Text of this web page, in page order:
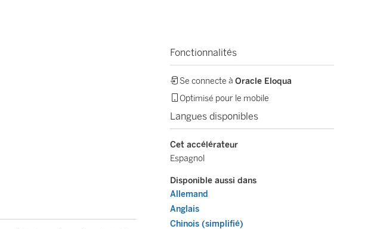
Fonctionnalités
Se connecte à Oracle Eloqua
Optimisé pour le mobile
Langues disponibles
Cet accélérateur
Espagnol
Disponible aussi dans
Allemand
Anglais
Chinois (simplifié)